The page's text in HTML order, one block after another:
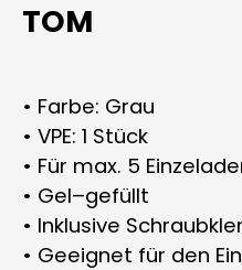
TOM
• Farbe: Grau
• VPE: 1 Stück
• Für max. 5
• Gel–gefüllt
• Inklusive
• Geeignet für den